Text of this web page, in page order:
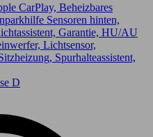
CarPlay, Beheizbares
Sensoren hinten,
Garantie, HU/AU
Lichtsensor,
Spurhalteassistent,
D